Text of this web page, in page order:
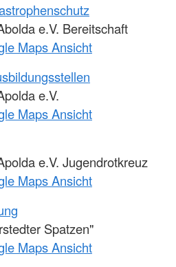
e.V. Bereitschaft
Maps Ansicht
e.V.
Maps Ansicht
e.V. Jugendrotkreuz
Maps Ansicht
Spatzen"
Maps Ansicht